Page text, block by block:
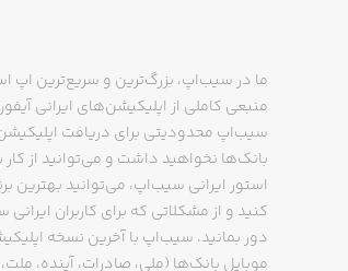
ما در سیب‌اپ، بزرگ‌ترین و سریع‌ترین اپ
منبعی کاملی از اپلیکیشن‌های ایرانی
سیب‌اپ محدودیتی برای دریافت
بانک‌ها نخواهید داشت و می‌توانید از کار
استور ایرانی سیب‌اپ، می‌توانید بهترین
دور بمانید. سیب‌اپ با آخرین نسخه
موبایل بانک‌ها (ملی، صادرات، آینده،